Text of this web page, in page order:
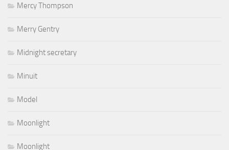
Mercy Thompson
Merry Gentry
Midnight secretary
Minuit
Model
Moonlight
Moonlight